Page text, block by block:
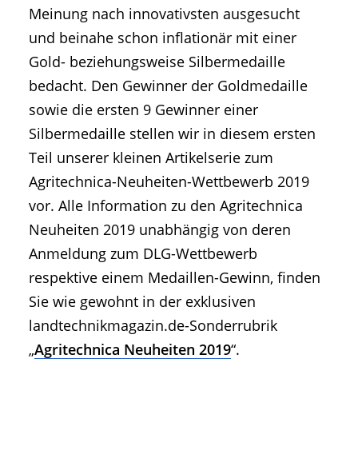
Meinung nach innovativsten ausgesucht
und beinahe schon inflationär mit einer
Gold- beziehungsweise Silbermedaille
bedacht. Den Gewinner der Goldmedaille
sowie die ersten 9 Gewinner einer
Silbermedaille stellen wir in diesem ersten
Teil unserer kleinen Artikelserie zum
Agritechnica-Neuheiten-Wettbewerb 2019
vor. Alle Information zu den Agritechnica
Neuheiten 2019 unabhängig von deren
Anmeldung zum DLG-Wettbewerb
respektive einem Medaillen-Gewinn, finden
Sie wie gewohnt in der exklusiven
landtechnikmagazin.de-Sonderrubrik
„Agritechnica Neuheiten 2019“.